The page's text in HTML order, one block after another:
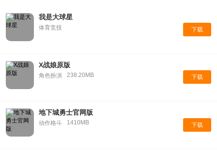
我是大球星
体育竞技 下载
X战娘原版
角色扮演 238.20MB 下载
地下城勇士官网版
动作格斗 1410MB 下载